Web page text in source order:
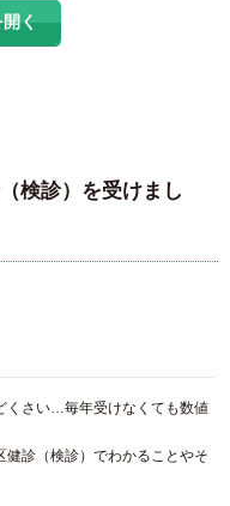
開く
検診）を受けまし
くさい…毎年受けなくても数値
診（検診）でわかることやそ